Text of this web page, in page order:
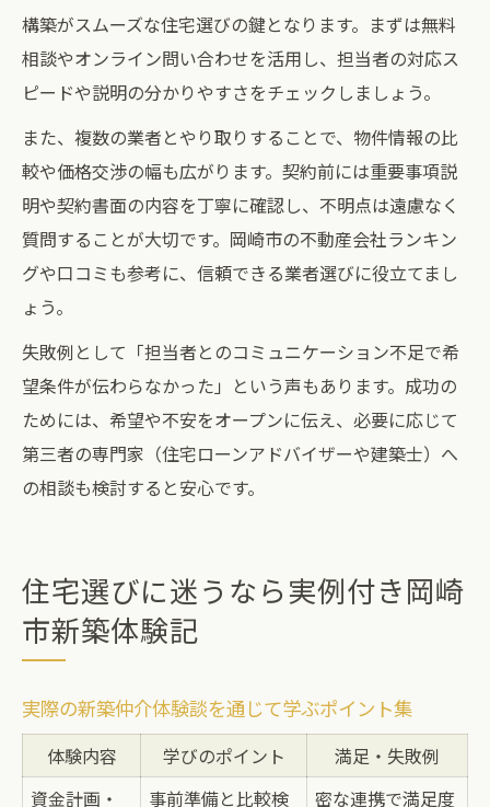
構築がスムーズな住宅選びの鍵となります。まずは無料
相談やオンライン問い合わせを活用し、担当者の対応ス
ピードや説明の分かりやすさをチェックしましょう。
また、複数の業者とやり取りすることで、物件情報の比
較や価格交渉の幅も広がります。契約前には重要事項説
明や契約書面の内容を丁寧に確認し、不明点は遠慮なく
質問することが大切です。岡崎市の不動産会社ランキン
グや口コミも参考に、信頼できる業者選びに役立てまし
ょう。
失敗例として「担当者とのコミュニケーション不足で希
望条件が伝わらなかった」という声もあります。成功の
ためには、希望や不安をオープンに伝え、必要に応じて
第三者の専門家（住宅ローンアドバイザーや建築士）へ
の相談も検討すると安心です。
住宅選びに迷うなら実例付き岡崎
市新築体験記
実際の新築仲介体験談を通じて学ぶポイント集
体験内容 学びのポイント
満足・失敗例
資金計画・
事前準備と比較検
密な連携で満足度